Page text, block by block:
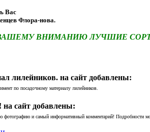
Вас
Флора-нова.
ВНИМАНИЮ ЛУЧШИЕ
лилейников. на сайт добавлены:
по посадочному материалу лилейников.
сайт добавлены:
и самый информативный комментарий! Подробности